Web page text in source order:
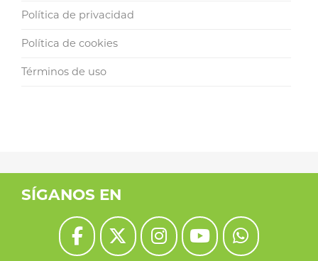
Política de privacidad
Política de cookies
Términos de uso
SÍGANOS EN